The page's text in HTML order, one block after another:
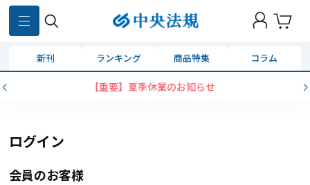
新刊 ランキング 商品特集 コラム
【重要】夏季休業のお知らせ
ログイン
会員のお客様